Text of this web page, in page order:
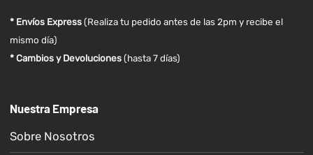
* Envíos Express(Realiza tu pedido antes de las 2pm y recibe el
mismo día)
* Cambios y Devoluciones (hasta 7 días)
Nuestra Empresa
Sobre Nosotros